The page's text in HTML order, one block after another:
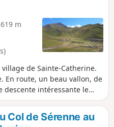
m
de Sainte-Catherine.
En route, un beau vallon, de
descente intéressante le
Col de Sérenne au